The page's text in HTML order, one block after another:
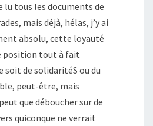
lu tous les documents de
mais déjà, hélas, j’y ai
absolu, cette loyauté
position tout à fait
soit de solidaritéS ou du
peut-être, mais
que déboucher sur de
quiconque ne verrait